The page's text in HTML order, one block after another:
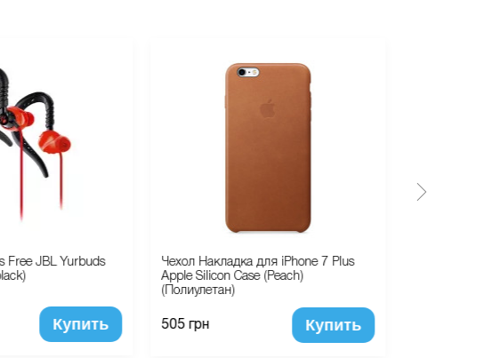
Free JBL Yurbuds
Купить
Чехол Накладка для iPhone 7 Plus
Apple Silicon Case (Peach)
(Полиулетан)
505 грн Купить